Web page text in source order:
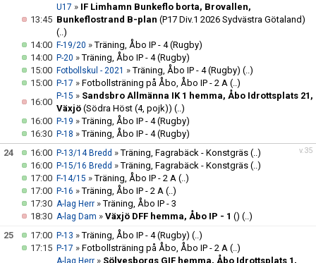
13:45
U17 » IF Limhamn Bunkeflo borta, Brovallen,
Bunkeflostrand B-plan (P17 Div.1 2026 Sydvästra Götaland)
(..)
14:00 F-19/20 »Träning, Åbo IP - 4 (Rugby)
14:00 P-20 »Träning, Åbo IP - 4 (Rugby)
15:00 Fotbollskul - 2021 »Träning, Åbo IP - 4 (Rugby) (..)
15:00 P-17 » Fotbollsträning på Åbo, Åbo IP - 2 A (..)
16:00
P-15 » Sandsbro Allmänna IK 1 hemma, Åbo Idrottsplats 21,
Växjö (Södra Höst (4, pojk)) (..)
16:00 P-19 »Träning, Åbo IP - 4 (Rugby)
16:30 P-18 »Träning, Åbo IP - 4 (Rugby)
v.35
24 16:00 P-13/14 Bredd »Träning, Fagrabäck - Konstgräs (..)
16:00 P-15/16 Bredd »Träning, Fagrabäck - Konstgräs (..)
17:00 F-14/15 »Träning, Åbo IP - 2 A (..)
17:00 P-16 »Träning, Åbo IP - 2 A (..)
17:30 A-lag Herr »Träning, Åbo IP - 3
18:30 A-lag Dam » Växjö DFF hemma, Åbo IP - 1 () (..)
25
17:00 P-13 »Träning, Åbo IP - 4 (Rugby) (..)
17:15 P-17 » Fotbollsträning på Åbo, Åbo IP - 2 A (..)
A-lag Herr » Sölvesborgs GIF hemma, Åbo Idrottsplats 1,